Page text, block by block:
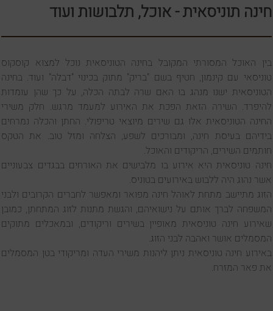
חינה תוניסאית - אוכל, תלבושות ועוד
בין האוכל המסורתי המקובל בחינה הטוניסאית נוכל למצוא קוסקוס
טוניסאי עם קינמון, חטיף בשם "בריק" מתוק בכינוי "דבלה" ועוד. בחינה
הטוניסאית ישנו מנהג בו האם שרה לבתה הכלה, על כך שהן עומדות
להיפרד. השירה הזאת הפכת את האירוע למעמד מרגש. חלק משירי
החינה הטוניסאית אלו גם שירים מיוצאי טריפולי. החתן והכלה נמרחים
בידיהם בעיסת חינה, ומבורכים לשפע, הצלחה ומזל טוב. את הטקס
חותמים השירים, הריקודים והאוכל.
חינה טוניסאית היא אירוע בו מלבישים את האורחים בבגדים צבעוניים
אשר נהוג היה ללבוש באירועים בטוניס.
הזוג מתיישב מתחת לאוהל חינה מפואר ומאפשר לחברים הקרובים ולבני
המשפחה לברך אותם על נישואיהם, והגשת מתנות לזוג המתחתן, כמובן
שאירוע חינה טוניסאית מאופיין בשירים וריקודים, ובמאכלים מתוקים
המסמלים אושר ואהבה לבני הזוג.
באירוע חינה טוניסאית ניתן ליהנות משירי העדה ומריקודי בטן המסמלים
את פאר המזרח.